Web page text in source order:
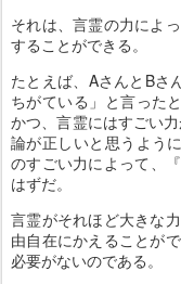
それは、言霊の力によ
することができる。
たとえば、AさんとBさ
ちがている」と言った
かつ、言霊にはすごい
論が正しいと思うよう
のすごい力によって、
はずだ。
言霊がそれほど大きな
由自在にかえることが
必要がないのである。